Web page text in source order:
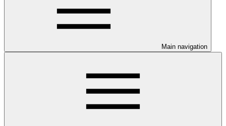
Main navigation